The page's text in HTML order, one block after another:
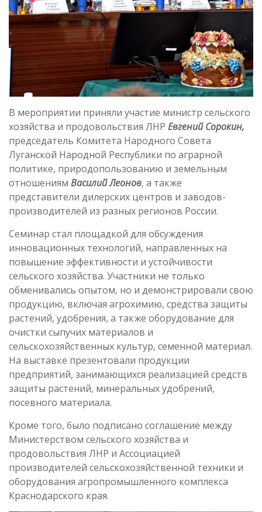
В мероприятии приняли участие министр сельского
хозяйства и продовольствия ЛНР Евгений Сорокин,
председатель Комитета Народного Совета
Луганской Народной Республики по аграрной
политике, природопользованию и земельным
отношениям Василий Леонов, а также
представители дилерских центров и заводов-
производителей из разных регионов России.
Семинар стал площадкой для обсуждения
инновационных технологий, направленных на
повышение эффективности и устойчивости
сельского хозяйства. Участники не только
обменивались опытом, но и демонстрировали свою
продукцию, включая агрохимию, средства защиты
растений, удобрения, а также оборудование для
очистки сыпучих материалов и
сельскохозяйственных культур, семенной материал.
На выставке презентовали продукции
предприятий, занимающихся реализацией средств
защиты растений, минеральных удобрений,
посевного материала.
Кроме того, было подписано соглашение между
Министерством сельского хозяйства и
продовольствия ЛНР и Ассоциацией
производителей сельскохозяйственной техники и
оборудования агропромышленного комплекса
Краснодарского края.